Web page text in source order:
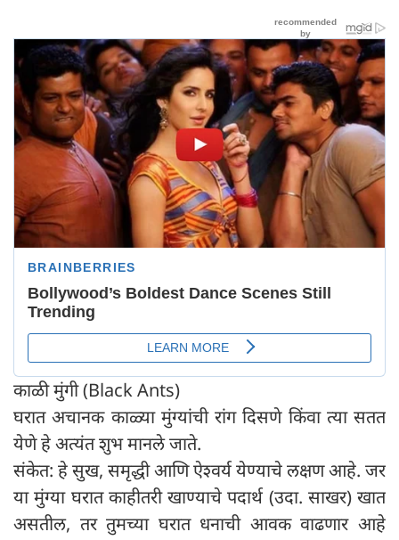
काळी मुंगी (Black Ants)
घरात अचानक काळ्या मुंग्यांची रांग दिसणे किंवा त्या सतत
येणे हे अत्यंत शुभ मानले जाते.
संकेत: हे सुख, समृद्धी आणि ऐश्वर्य येण्याचे लक्षण आहे. जर
या मुंग्या घरात काहीतरी खाण्याचे पदार्थ (उदा. साखर) खात
असतील, तर तुमच्या घरात धनाची आवक वाढणार आहे